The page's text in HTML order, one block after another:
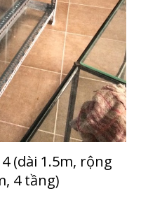
(dài 1.5m, rộng
4 tầng)